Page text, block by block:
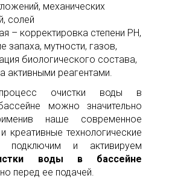
механических
солей
– корректировка степени PH,
запаха, мутности, газов,
биологического состава,
активными реагентами.
очистки воды в
можно значительно
наше современное
креативные технологические
и активируем
воды в бассейне
перед ее подачей.